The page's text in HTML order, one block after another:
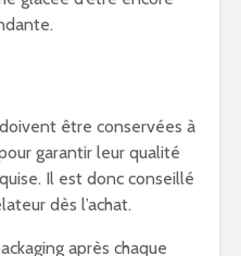
être conservées à
garantir leur qualité
Il est donc conseillé
dès l’achat.
après chaque